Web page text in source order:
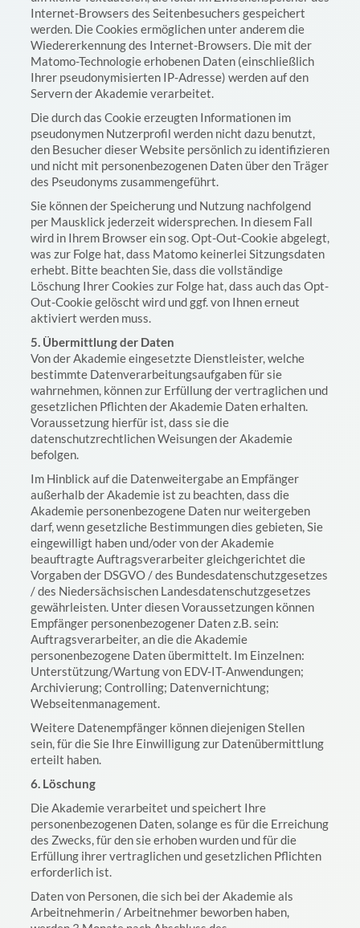
Internet-Browsers des Seitenbesuchers gespeichert
werden. Die Cookies ermöglichen unter anderem die
Wiedererkennung des Internet-Browsers. Die mit der
Matomo-Technologie erhobenen Daten (einschließlich
Ihrer pseudonymisierten IP-Adresse) werden auf den
Servern der Akademie verarbeitet.
Die durch das Cookie erzeugten Informationen im
pseudonymen Nutzerprofil werden nicht dazu benutzt,
den Besucher dieser Website persönlich zu identifizieren
und nicht mit personenbezogenen Daten über den Träger
des Pseudonyms zusammengeführt.
Sie können der Speicherung und Nutzung nachfolgend
per Mausklick jederzeit widersprechen. In diesem Fall
wird in Ihrem Browser ein sog. Opt-Out-Cookie abgelegt,
was zur Folge hat, dass Matomo keinerlei Sitzungsdaten
erhebt. Bitte beachten Sie, dass die vollständige
Löschung Ihrer Cookies zur Folge hat, dass auch das Opt-
Out-Cookie gelöscht wird und ggf. von Ihnen erneut
aktiviert werden muss.
5. Übermittlung der Daten
Von der Akademie eingesetzte Dienstleister, welche
bestimmte Datenverarbeitungsaufgaben für sie
wahrnehmen, können zur Erfüllung der vertraglichen und
gesetzlichen Pflichten der Akademie Daten erhalten.
Voraussetzung hierfür ist, dass sie die
datenschutzrechtlichen Weisungen der Akademie
befolgen.
Im Hinblick auf die Datenweitergabe an Empfänger
außerhalb der Akademie ist zu beachten, dass die
Akademie personenbezogene Daten nur weitergeben
darf, wenn gesetzliche Bestimmungen dies gebieten, Sie
eingewilligt haben und/oder von der Akademie
beauftragte Auftragsverarbeiter gleichgerichtet die
Vorgaben der DSGVO / des Bundesdatenschutzgesetzes
/ des Niedersächsischen Landesdatenschutzgesetzes
gewährleisten. Unter diesen Voraussetzungen können
Empfänger personenbezogener Daten z.B. sein:
Auftragsverarbeiter, an die die Akademie
personenbezogene Daten übermittelt. Im Einzelnen:
Unterstützung/Wartung von EDV-IT-Anwendungen;
Archivierung; Controlling; Datenvernichtung;
Webseitenmanagement.
Weitere Datenempfänger können diejenigen Stellen
sein, für die Sie Ihre Einwilligung zur Datenübermittlung
erteilt haben.
6. Löschung
Die Akademie verarbeitet und speichert Ihre
personenbezogenen Daten, solange es für die Erreichung
des Zwecks, für den sie erhoben wurden und für die
Erfüllung ihrer vertraglichen und gesetzlichen Pflichten
erforderlich ist.
Daten von Personen, die sich bei der Akademie als
Arbeitnehmerin / Arbeitnehmer beworben haben,